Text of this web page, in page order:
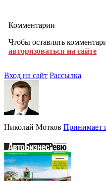
Комментарии
Чтобы оставлять
авторизоваться на сайте
Вход на сайт Рассылка
Николай Мотков Принимает